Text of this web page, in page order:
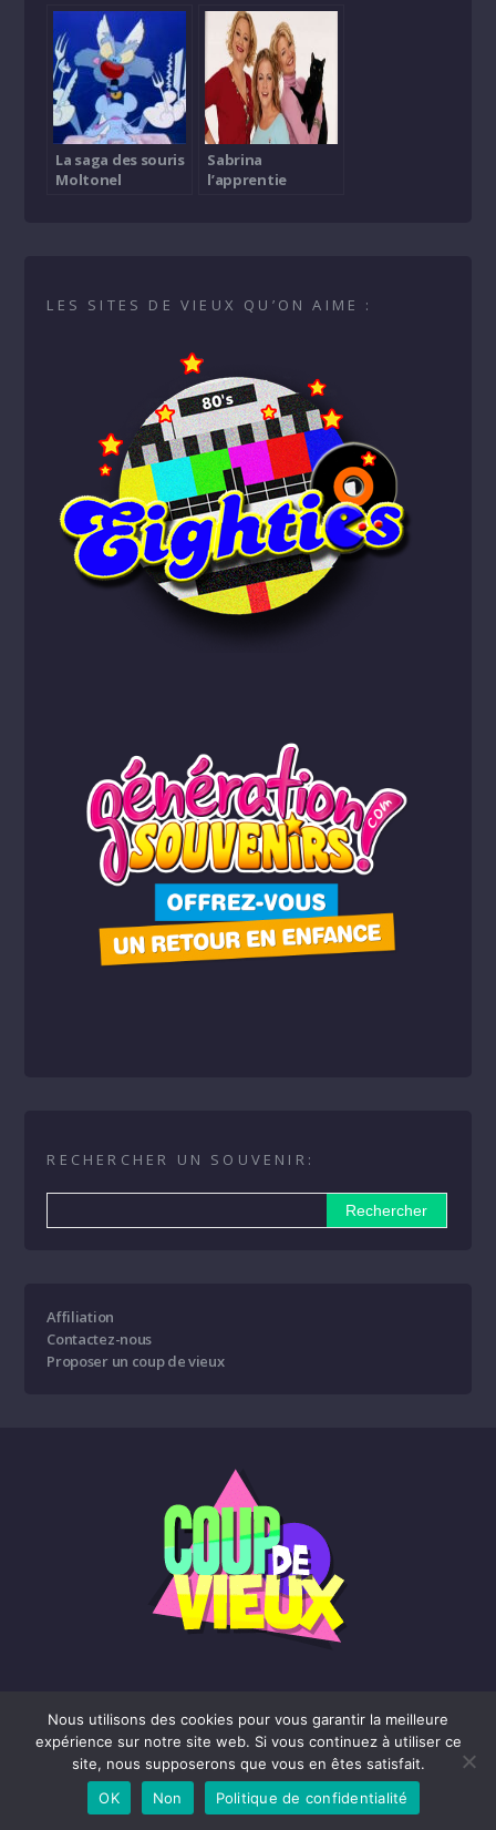
La saga des souris
Moltonel
Sabrina
l’apprentie
LES SITES DE VIEUX QU’ON AIME :
RECHERCHER UN SOUVENIR:
Affiliation
Contactez-nous
Proposer un coup de vieux
Affiliation Contactez-nous
Proposer un coup de vieux
© Coup de Vieux
Nous utilisons des cookies pour vous garantir la meilleure
expérience sur notre site web. Si vous continuez à utiliser ce
site, nous supposerons que vous en êtes satisfait.
OK
Non Politique de confidentialité